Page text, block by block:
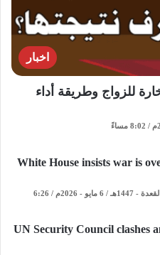
اخبار
للزواج وطريقة أداء
White House insists war is
الأربعاء - 19 ذو القعدة - 1447هـ / 6 مايو - 2026م / 6:26
UN Security Council clashes